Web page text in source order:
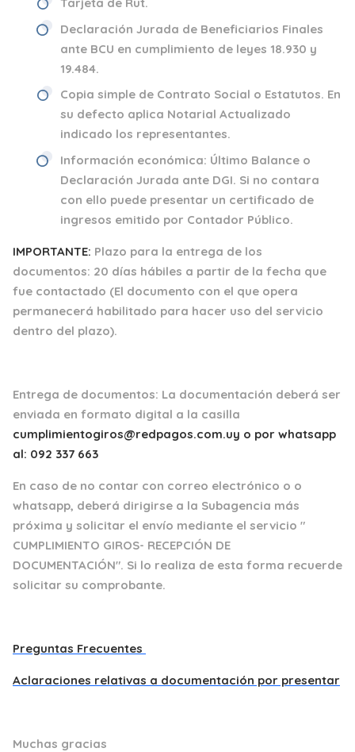
Declaración Jurada de Beneficiarios Finales
ante BCU en cumplimiento de leyes 18.930 y
19.484.
Copia simple de Contrato Social o Estatutos. En
su defecto aplica Notarial Actualizado
indicado los representantes.
Información económica: Último Balance o
Declaración Jurada ante DGI. Si no contara
con ello puede presentar un certificado de
ingresos emitido por Contador Público.
IMPORTANTE: Plazo para la entrega de los
documentos: 20 días hábiles a partir de la fecha que
fue contactado (El documento con el que opera
permanecerá habilitado para hacer uso del servicio
dentro del plazo).
Entrega de documentos: La documentación deberá ser
enviada en formato digital a la casilla
cumplimientogiros@redpagos.com.uy o por whatsapp
al: 092 337 663
En caso de no contar con correo electrónico o o
whatsapp, deberá dirigirse a la Subagencia más
próxima y solicitar el envío mediante el servicio "
CUMPLIMIENTO GIROS- RECEPCIÓN DE
DOCUMENTACIÓN". Si lo realiza de esta forma recuerde
solicitar su comprobante.
Preguntas Frecuentes
Aclaraciones relativas a documentación por presentar
Muchas gracias